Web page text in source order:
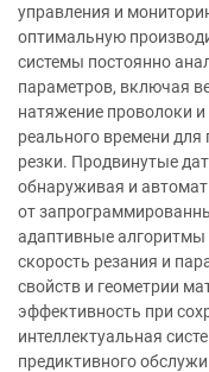
управления и
оптимальную
системы постоянно
параметров, включая
натяжение проволоки
реального времени
резки. Продвинутые
обнаруживая и
от
адаптивные
скорость резания и
свойств и геометрии
эффективность при
интеллектуальная
предиктивного